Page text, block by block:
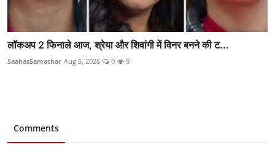
लॉकअप 2 फिनाले आज, श्रेया और शिवांगी में विनर बनने की ट...
SaahasSamachar Aug 5, 2026 0 9
Comments